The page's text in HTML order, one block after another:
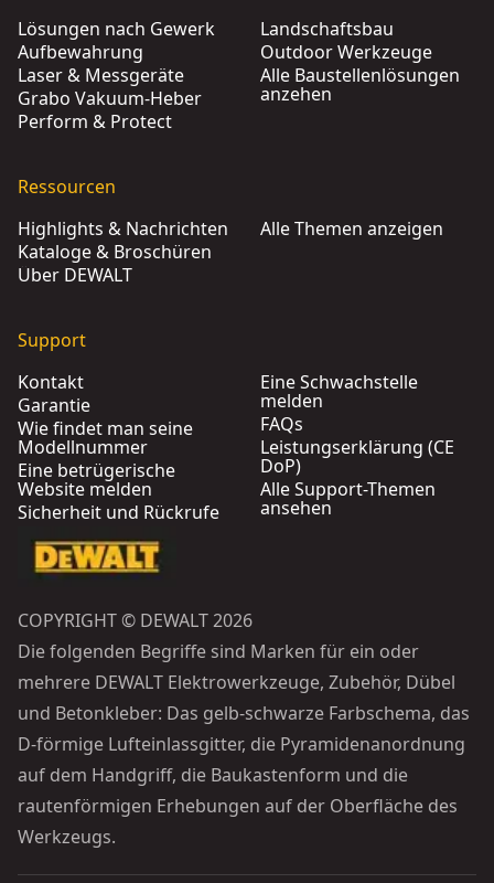
Lösungen nach Gewerk
Aufbewahrung
Laser & Messgeräte
Grabo Vakuum-Heber
Perform & Protect
Landschaftsbau
Outdoor Werkzeuge
Alle Baustellenlösungen
anzehen
Ressourcen
Highlights & Nachrichten
Kataloge & Broschüren
Über DEWALT
Alle Themen anzeigen
Support
Kontakt
Garantie
Wie findet man seine
Modellnummer
Eine betrügerische
Website melden
Sicherheit und Rückrufe
Eine Schwachstelle
melden
FAQs
Leistungserklärung (CE
DoP)
Alle Support-Themen
ansehen
COPYRIGHT © DEWALT 2026
Die folgenden Begriffe sind Marken für ein oder
mehrere DEWALT Elektrowerkzeuge, Zubehör, Dübel
und Betonkleber: Das gelb-schwarze Farbschema, das
D-förmige Lufteinlassgitter, die Pyramidenanordnung
auf dem Handgriff, die Baukastenform und die
rautenförmigen Erhebungen auf der Oberfläche des
Werkzeugs.